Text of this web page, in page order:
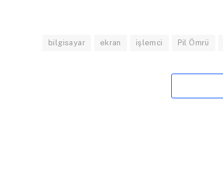
bilgisayar ekran işlemci Pil Ömrü